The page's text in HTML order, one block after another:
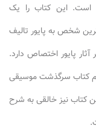
است. این کتاب را یک
شخص به پایور تالیف
پایور اختصاص دارد.
کتاب سرگذشت موسیقی
کتاب نیز خالقی به شرح